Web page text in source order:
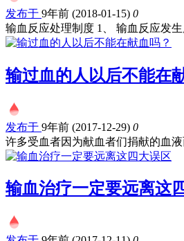
发布于 9年前 (2018-01-15) 0
输血反应处理制度 1、 输血反应发
输过血的人以后不能在
发布于 9年前 (2017-12-29) 0
许多受血者因为献血者们捐献的血
输血治疗一定要远离这